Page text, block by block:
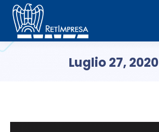
Luglio 27, 2020